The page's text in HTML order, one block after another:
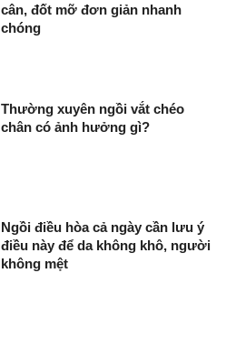
cân, đốt mỡ đơn giản nhanh
chóng
Thường xuyên ngồi vắt chéo
chân có ảnh hưởng gì?
Ngồi điều hòa cả ngày cần lưu ý
điều này để da không khô, người
không mệt